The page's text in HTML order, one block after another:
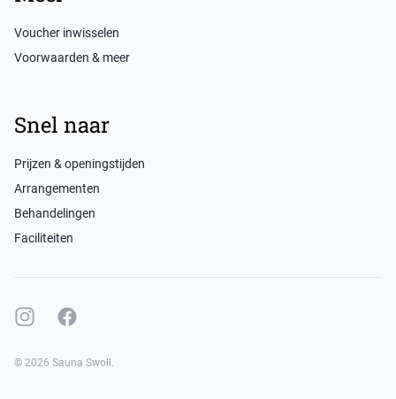
Voucher inwisselen
Voorwaarden & meer
Snel naar
Prijzen & openingstijden
Arrangementen
Behandelingen
Faciliteiten
InstagramFacebook
© 2026 Sauna Swoll.